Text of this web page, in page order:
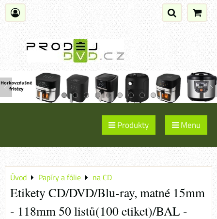
Produkty Menu
Úvod Papíry a fólie na CD
Etikety CD/DVD/Blu-ray, matné 15mm
- 118mm 50 listů(100 etiket)/BAL -